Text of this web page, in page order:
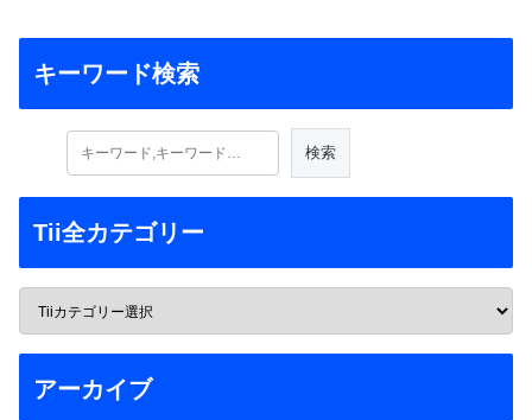
キーワード検索
Tii全カテゴリー
アーカイブ